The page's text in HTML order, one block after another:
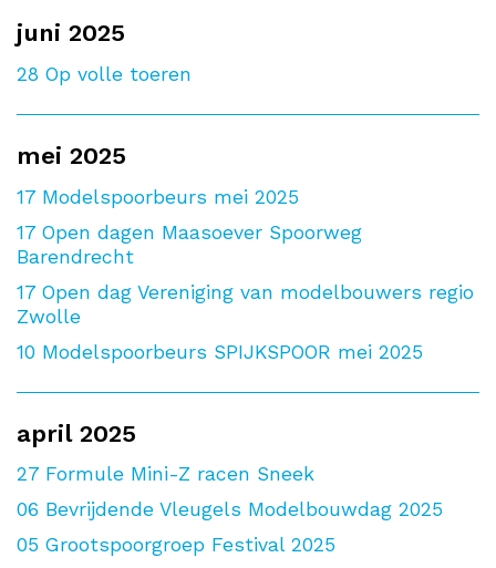
juni 2025
28 Op volle toeren
mei 2025
17 Modelspoorbeurs mei 2025
17 Open dagen Maasoever Spoorweg
Barendrecht
17 Open dag Vereniging van modelbouwers regio
Zwolle
10 Modelspoorbeurs SPIJKSPOOR mei 2025
april 2025
27 Formule Mini-Z racen Sneek
06 Bevrijdende Vleugels Modelbouwdag 2025
05 Grootspoorgroep Festival 2025